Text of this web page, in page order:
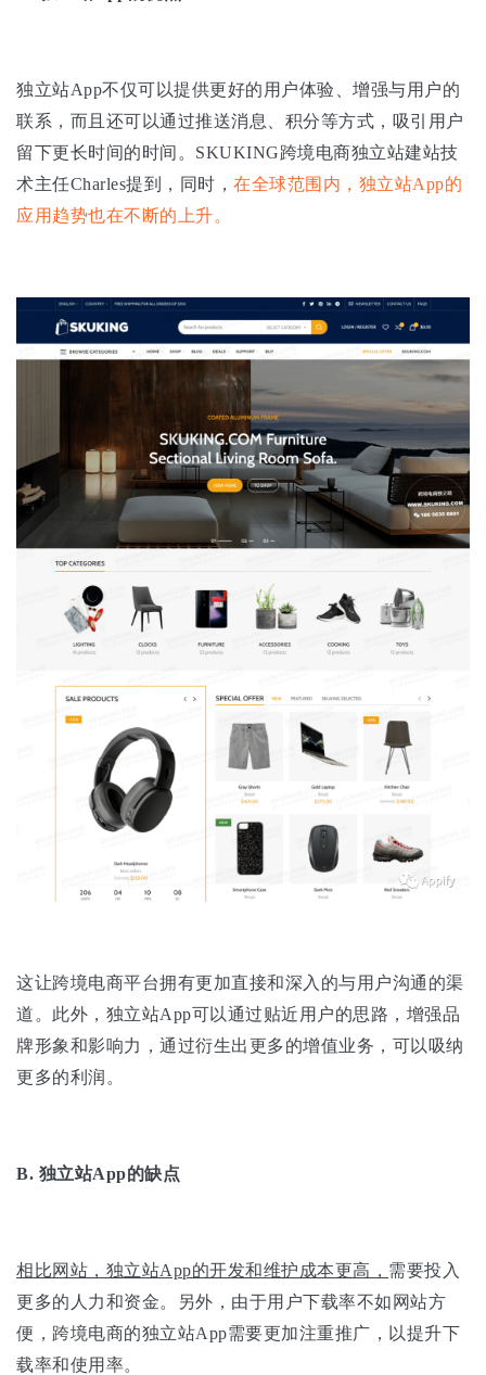
独立站App不仅可以提供更好的用户体验、增强与用户的
联系，而且还可以通过推送消息、积分等方式，吸引用户
留下更长时间的时间。SKUKING跨境电商独立站建站技
术主任Charles提到，同时， 在全球范围内，独立站App的
应用趋势也在不断的上升。
这让跨境电商平台拥有更加直接和深入的与用户沟通的渠
道。此外，独立站App可以通过贴近用户的思路，增强品
牌形象和影响力，通过衍生出更多的增值业务，可以吸纳
更多的利润。
B. 独立站App的缺点
相比网站，独立站App的开发和维护成本更高， 需要投入
更多的人力和资金。另外，由于用户下载率不如网站方
便，跨境电商的独立站App需要更加注重推广，以提升下
载率和使用率。